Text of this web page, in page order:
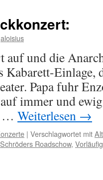
aloisius
und die
Kabarett-Einlage,
Papa fuhr
immer und
… Weiterlesen →
| Verschlagwortet mit
Schröders Roadschow,